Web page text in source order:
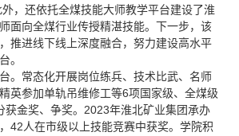
，还依托全煤技能大师教学平台建设了淮
面向全煤行业传授精湛技能。下一步，该
推进线下线上深度融合，努力建设高水平
。
。常态化开展岗位练兵、技术比武、名师
英参加单轨吊维修工等6项国家级、全煤级
获金奖、争奖。2023年淮北矿业集团承办
42人在市级以上技能竞赛中获奖。学院积